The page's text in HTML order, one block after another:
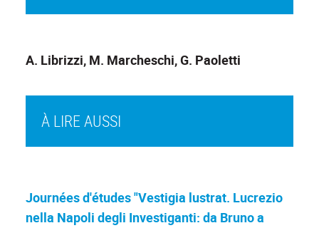
À LIRE AUSSI
Journées d'études "Vestigia lustrat. Lucrezio
nella Napoli degli Investiganti: da Bruno a
A. Librizzi, M. Marcheschi, G. Paoletti